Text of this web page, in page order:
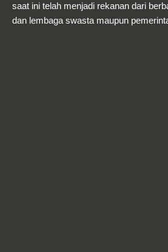
saat ini telah menjadi rekanan dari
dan lembaga swasta maupun